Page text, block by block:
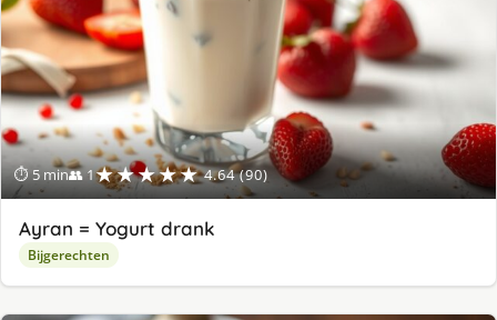
⏱ 5 min👥 1★★★★★ 4.64 (90)
Ayran = Yogurt drank
Bijgerechten